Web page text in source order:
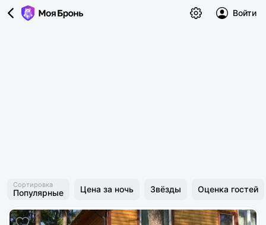
Войти
Сортировка
Популярные Цена за ночь Звёзды Оценка гостей